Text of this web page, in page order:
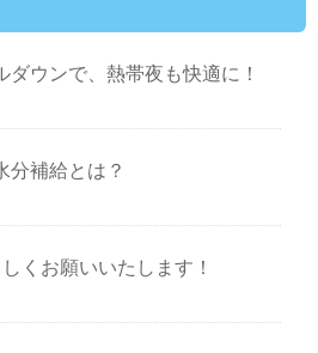
ダウンで、熱帯夜も快適に！
分補給とは？
くお願いいたします！